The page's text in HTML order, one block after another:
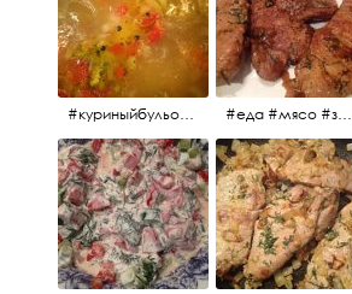
#куриныйбульон #лавровыйлист #помидоры #картофель #чеснок #лук #морковь #приправы #перецдушистый #курица #ужин #еда #сольповкусу #жёлтыйкарри #имбирь #кориандр #кокос #лимонныйсок #оливковоемасло #кумин #кайенскийперец #еда #мясо #завтрак #источниквдохновения #люблюготовить